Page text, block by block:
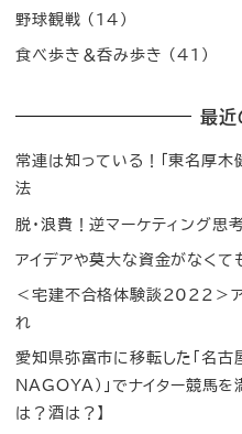
野球観戦 (14)
食べ歩き＆呑み歩き (41)
最近
常連は知っている！「東名厚木
法
脱・浪費！逆マーケティング
アイデアや莫大な資金がなく
＜宅建不合格体験談2022＞ア
れ
愛知県弥富市に移転した「名古
NAGOYA）」でナイター競馬
は？酒は？】